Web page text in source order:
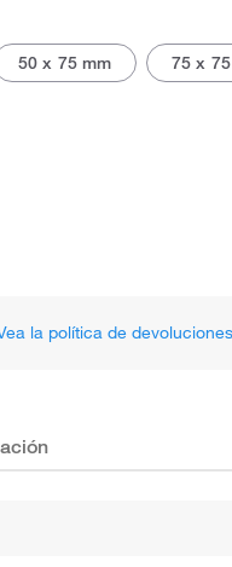
50 x 75 mm 75 x
la política de devoluciones